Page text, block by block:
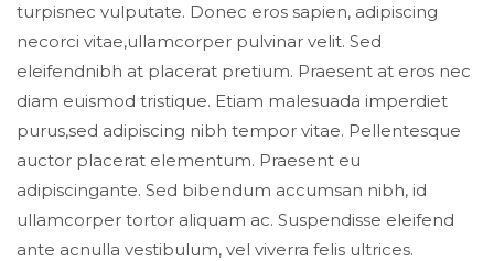
turpisnec vulputate. Donec eros sapien, adipiscing
necorci vitae,ullamcorper pulvinar velit. Sed
eleifendnibh at placerat pretium. Praesent at eros nec
diam euismod tristique. Etiam malesuada imperdiet
purus,sed adipiscing nibh tempor vitae. Pellentesque
auctor placerat elementum. Praesent eu
adipiscingante. Sed bibendum accumsan nibh, id
ullamcorper tortor aliquam ac. Suspendisse eleifend
ante acnulla vestibulum, vel viverra felis ultrices.